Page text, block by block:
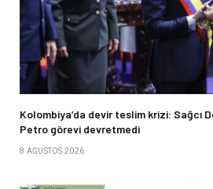
Kolombiya’da devir teslim krizi: Sağcı
Petro görevi devretmedi
8 AĞUSTOS 2026